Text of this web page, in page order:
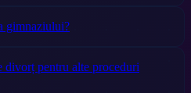
gimnaziului?
pentru alte proceduri